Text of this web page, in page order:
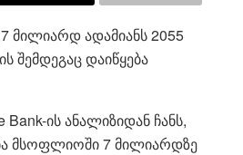
მილიარდ ადამიანს 2055
შემდეგაც დაიწყება
ის ანალიზიდან ჩანს,
მსოფლიოში 7 მილიარდზე